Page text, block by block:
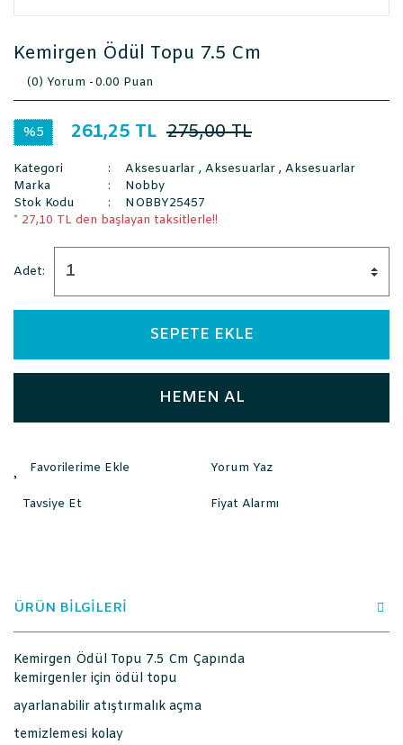
Kemirgen Ödül Topu 7.5 Cm
(0) Yorum -0.00 Puan
%5 261,25 TL 275,00 TL
Kategori Aksesuarlar , Aksesuarlar , Aksesuarlar
Marka
Nobby
Stok Kodu
NOBBY25457
* 27,10 TL den başlayan taksitlerle!!
Adet:
SEPETE EKLE
HEMEN AL
Yorum Yaz
Tavsiye Et Fiyat Alarmı
ÜRÜN BİLGİLERİ
Kemirgen Ödül Topu 7.5 Cm Çapında
kemirgenler için ödül topu
ayarlanabilir atıştırmalık açma
temizlemesi kolay